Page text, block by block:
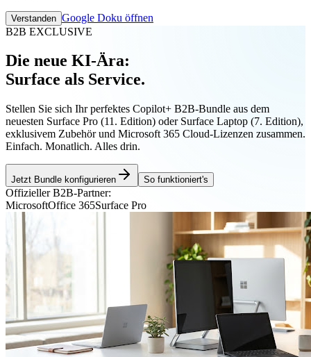
Verstanden Google Doku öffnen
B2B EXCLUSIVE
Die neue KI-Ära:
Surface als Service.
Stellen Sie sich Ihr perfektes Copilot+ B2B-Bundle aus dem
neuesten Surface Pro (11. Edition) oder Surface Laptop (7. Edition),
exklusivem Zubehör und Microsoft 365 Cloud-Lizenzen zusammen.
Einfach. Monatlich. Alles drin.
Jetzt Bundle konfigurieren So funktioniert's
Offizieller B2B-Partner:
MicrosoftOffice 365Surface Pro